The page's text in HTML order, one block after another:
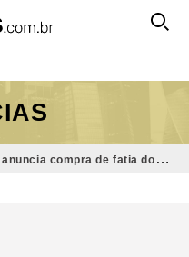
anuncia compra de fatia do